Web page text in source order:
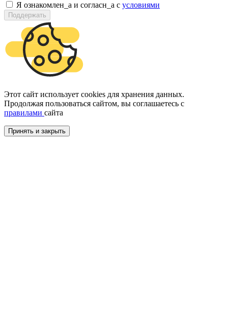
Я ознакомлен_а и согласн_а c условиями
Поддержать
Этот сайт использует cookies для хранения данных.
Продолжая пользоваться сайтом, вы соглашаетесь с
правилами сайта
Принять и закрыть